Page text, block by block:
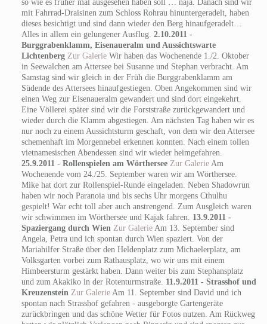
so wie es früher mal ausgesehen haben soll … naja. Danach sind wir
mit Fahrrad-Draisinen zum Schloss Rohrau hinuntergeradelt, haben
dieses besichtigt und sind dann wieder den Berg hinaufgeradelt…
Alles in allem ein gelungener Ausflug. 2.10.2011 -
Burggrabenklamm, Eisenaueralm und Aussichtswarte
Lichtenberg Zur GalerieWir haben das Wochenende 1./2. Oktober
in Seewalchen am Attersee bei Susanne und Stephan verbracht. Am
Samstag sind wir gleich in der Früh die Burggrabenklamm am
Südende des Attersees hinaufgestiegen. Oben Angekommen sind wir
einen Weg zur Eisenaueralm gewandert und sind dort eingekehrt.
Eine Völlerei später sind wir die Forststraße zurückgewandert und
wieder durch die Klamm abgestiegen. Am nächsten Tag haben wir es
nur noch zu einem Aussichtsturm geschaft, von dem wir den Attersee
schemenhaft im Morgennebel erkennen konnten. Nach einem tollen
vietnamesischen Abendessen sind wir wieder heimgefahren.
25.9.2011 - Rollenspielen am Wörthersee Zur GalerieAm
Wochenende vom 24./25. September waren wir am Wörthersee.
Mike hat dort zur Rollenspiel-Runde eingeladen. Neben Shadowrun
haben wir noch Paranoia und bis sechs Uhr morgens Cthulhu
gespielt! War echt toll aber auch anstrengend. Zum Ausgleich waren
wir schwimmen im Wörthersee und Kajak fahren. 13.9.2011 -
Spaziergang durch Wien Zur GalerieAm 13. September sind
Angela, Petra und ich spontan durch Wien spaziert. Von der
Mariahilfer Straße über den Heldenplatz zum Michaelerplatz, am
Volksgarten vorbei zum Rathausplatz, wo wir uns mit einem
Himbeersturm gestärkt haben. Dann weiter bis zum Stephansplatz
und zum Akakiko in der Rotenturmstraße. 11.9.2011 - Strasshof und
Kreuzenstein Zur GalerieAm 11. September sind David und ich
spontan nach Strasshof gefahren - ausgeborgte Gartengeräte
zurückbringen und das schöne Wetter für Fotos nutzen. Am Rückweg